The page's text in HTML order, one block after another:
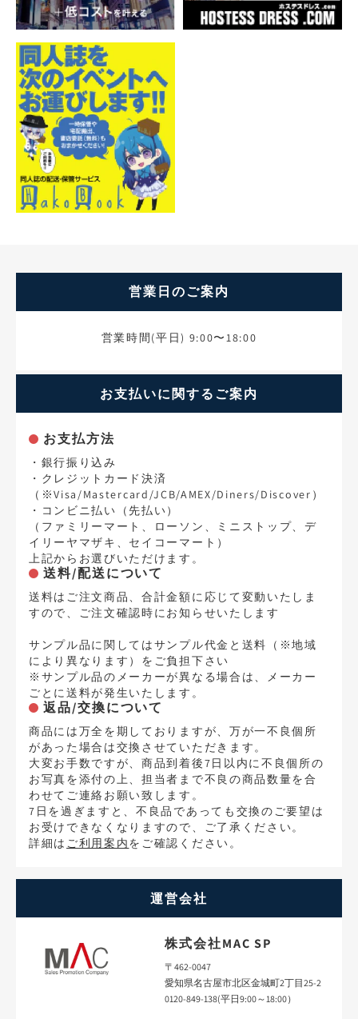
営業日のご案内
営業時間(平日) 9:00〜18:00
お支払いに関するご案内
お支払方法
・銀行振り込み
・クレジットカード決済
（※Visa/Mastercard/JCB/AMEX/Diners/Discover）
・コンビニ払い（先払い）
（ファミリーマート、ローソン、ミニストップ、デ
イリーヤマザキ、セイコーマート）
上記からお選びいただけます。
送料/配送について
送料はご注文商品、合計金額に応じて変動いたしま
すので、ご注文確認時にお知らせいたします
サンプル品に関してはサンプル代金と送料（※地域
により異なります）をご負担下さい
※サンプル品のメーカーが異なる場合は、メーカー
ごとに送料が発生いたします。
返品/交換について
商品には万全を期しておりますが、万が一不良個所
があった場合は交換させていただきます。
大変お手数ですが、商品到着後7日以内に不良個所の
お写真を添付の上、担当者まで不良の商品数量を合
わせてご連絡お願い致します。
7日を過ぎますと、不良品であっても交換のご要望は
お受けできなくなりますので、ご了承ください。
詳細は ご利用案内をご確認ください。
運営会社
株式会社MAC SP
〒462-0047
愛知県名古屋市北区金城町2丁目25-2
0120-849-138(平日9:00～18:00）